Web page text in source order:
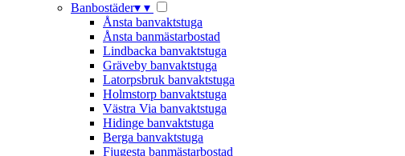
Banbostäder▾ ▾
Ånsta banvaktstuga
Ånsta banmästarbostad
Lindbacka banvaktstuga
Gräveby banvaktstuga
Latorpsbruk banvaktstuga
Holmstorp banvaktstuga
Västra Via banvaktstuga
Hidinge banvaktstuga
Berga banvaktstuga
Fjugesta banmästarbostad